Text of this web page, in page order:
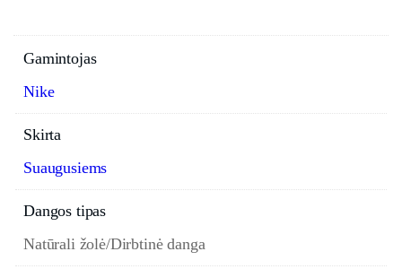
Gamintojas
Nike
Skirta
Suaugusiems
Dangos tipas
Natūrali žolė/Dirbtinė danga